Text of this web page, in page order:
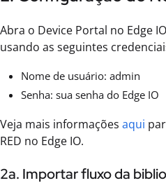
Abra o Device Portal no Edge
usando as seguintes
Nome de usuário: admin
Senha: sua senha do Edge IO
Veja mais informações aqui
RED no Edge IO.
2a. Importar fluxo da